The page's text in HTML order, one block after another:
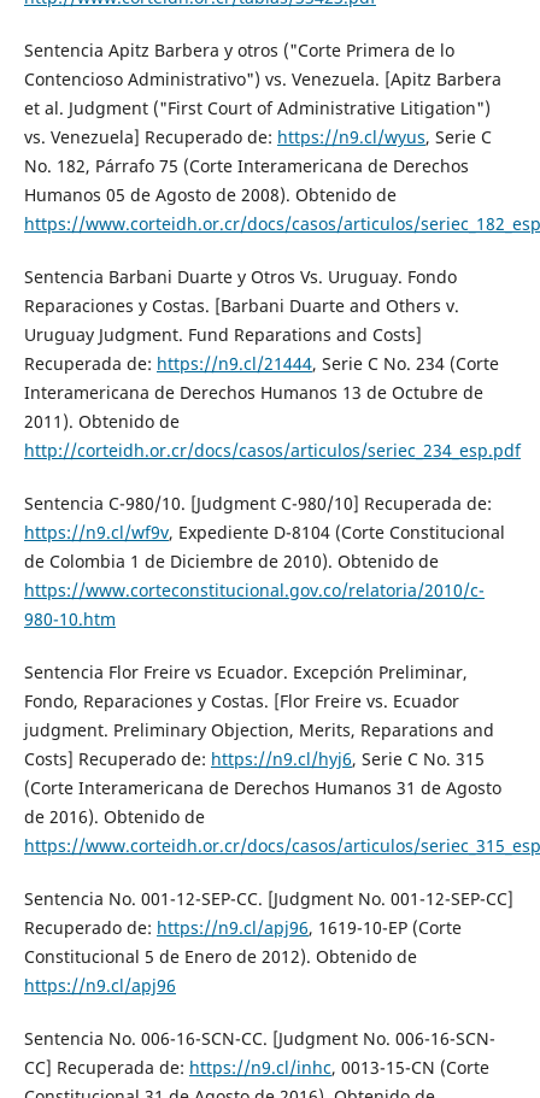
Sentencia Apitz Barbera y otros ("Corte Primera de lo
Contencioso Administrativo") vs. Venezuela. [Apitz Barbera
et al. Judgment ("First Court of Administrative Litigation")
vs. Venezuela] Recuperado de: https://n9.cl/wyus, Serie C
No. 182, Párrafo 75 (Corte Interamericana de Derechos
Humanos 05 de Agosto de 2008). Obtenido de
https://www.corteidh.or.cr/docs/casos/articulos/
Sentencia Barbani Duarte y Otros Vs. Uruguay. Fondo
Reparaciones y Costas. [Barbani Duarte and Others v.
Uruguay Judgment. Fund Reparations and Costs]
Recuperada de: https://n9.cl/21444, Serie C No. 234 (Corte
Interamericana de Derechos Humanos 13 de Octubre de
2011). Obtenido de
http://corteidh.or.cr/docs/casos/articulos/seriec_234_esp.pdf
Sentencia C-980/10. [Judgment C-980/10] Recuperada de:
https://n9.cl/wf9v, Expediente D-8104 (Corte Constitucional
de Colombia 1 de Diciembre de 2010). Obtenido de
https://www.corteconstitucional.gov.co/relatoria/2010/c-
980-10.htm
Sentencia Flor Freire vs Ecuador. Excepción Preliminar,
Fondo, Reparaciones y Costas. [Flor Freire vs. Ecuador
judgment. Preliminary Objection, Merits, Reparations and
Costs] Recuperado de: https://n9.cl/hyj6, Serie C No. 315
(Corte Interamericana de Derechos Humanos 31 de Agosto
de 2016). Obtenido de
https://www.corteidh.or.cr/docs/casos/articulos/
Sentencia No. 001-12-SEP-CC. [Judgment No. 001-12-SEP-CC]
Recuperado de: https://n9.cl/apj96, 1619-10-EP (Corte
Constitucional 5 de Enero de 2012). Obtenido de
https://n9.cl/apj96
Sentencia No. 006-16-SCN-CC. [Judgment No. 006-16-SCN-
CC] Recuperada de: https://n9.cl/inhc, 0013-15-CN (Corte